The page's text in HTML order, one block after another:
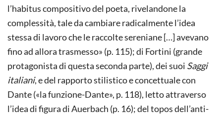
l’habitus compositivo del poeta, rivelandone la
complessità, tale da cambiare radicalmente l’idea
stessa di lavoro che le raccolte sereniane […] avevano
fino ad allora trasmesso» (p. 115); di Fortini (grande
protagonista di questa seconda parte), dei suoi Saggi
italiani, e del rapporto stilistico e concettuale con
Dante («la funzione-Dante», p. 118), letto attraverso
l’idea di figura di Auerbach (p. 16); del topos dell’anti-